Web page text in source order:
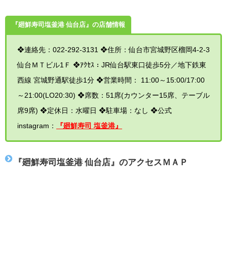
『廻鮮寿司塩釜港 仙台店』の店舗情報
❖連絡先：022-292-3131 ❖住所：仙台市宮城野区榴岡4-2-3
仙台ＭＴビル1Ｆ ❖ｱｸｾｽ：JR仙台駅東口徒歩5分／地下鉄東
西線 宮城野通駅徒歩1分 ❖営業時間： 11:00～15:00/17:00
～21:00(LO20:30) ❖席数：51席(カウンター15席、テーブル
席9席) ❖定休日：水曜日 ❖駐車場：なし ❖公式
instagram： 『廻鮮寿司 塩釜港』
『廻鮮寿司塩釜港 仙台店』のアクセスＭＡＰ